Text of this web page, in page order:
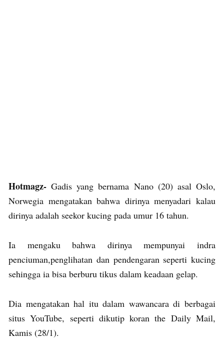
Hotmagz- Gadis yang bernama Nano (20) asal Oslo,
Norwegia mengatakan bahwa dirinya menyadari kalau
dirinya adalah seekor kucing pada umur 16 tahun.
Ia mengaku bahwa dirinya mempunyai indra
penciuman,penglihatan dan pendengaran seperti kucing
sehingga ia bisa berburu tikus dalam keadaan gelap.
Dia mengatakan hal itu dalam wawancara di berbagai
situs YouTube, seperti dikutip koran the Daily Mail,
Kamis (28/1).